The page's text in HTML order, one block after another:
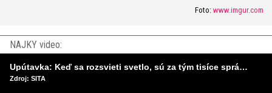
Foto: www.imgur.com
NAJKY video:
Upútavka: Keď sa rozsvieti svetlo, sú za tým tisíce správnych rozhodnutí. Ako vzniká infraštruktúra, ktorú nevnímame?
Zdroj: SITA